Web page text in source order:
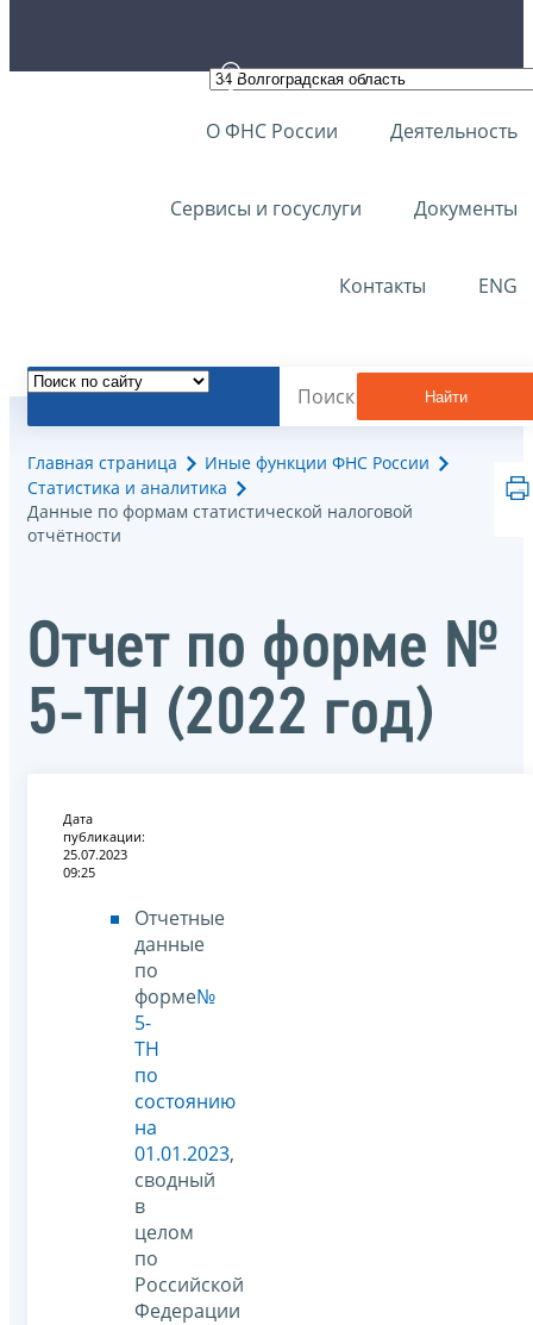
О ФНС России Деятельность
Сервисы и госуслуги Документы
Контакты ENG
Найти
Главная страница
Иные функции ФНС России
Статистика и аналитика
Данные по формам статистической налоговой
отчётности
Отчет по форме №
5-ТН (2022 год)
Дата
публикации:
25.07.2023
09:25
Отчетные
данные
по
форме№
5-
ТН
по
состоянию
на
01.01.2023,
сводный
в
целом
по
Российской
Федерации